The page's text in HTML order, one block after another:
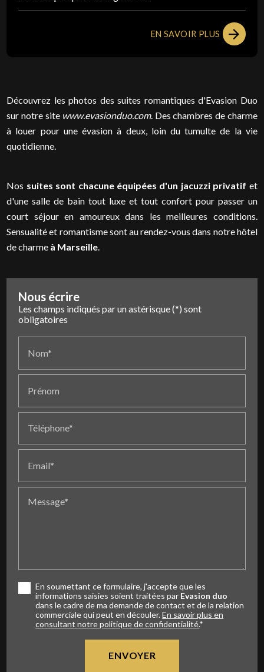
EN SAVOIR PLUS
Découvrez les photos des suites romantiques d'Evasion Duo
sur notre site www.evasionduo.com. Des chambres de charme
à louer pour une évasion à deux, loin du tumulte de la vie
quotidienne.
Nos suites sont chacune équipées d'un jacuzzi privatif et
d'une salle de bain tout luxe et tout confort pour passer un
court séjour en amoureux dans les meilleures conditions.
Sensualité et romantisme sont au rendez-vous dans notre hôtel
de charme à Marseille.
Nous écrire
Les champs indiqués par un astérisque (*) sont
obligatoires
Nom*
Prénom
Téléphone*
Email*
Message*
En soumettant ce formulaire, j'accepte que les
informations saisies soient traitées par Evasion duo
dans le cadre de ma demande de contact et de la relation
commerciale qui peut en découler.En savoir plus en
consultant notre politique de confidentialité.*